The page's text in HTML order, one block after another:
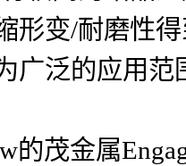
形变/耐磨性
广泛的应用范
的茂金属